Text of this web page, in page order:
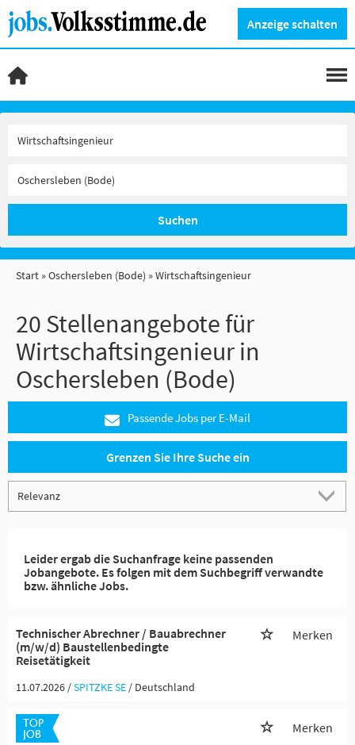
Anzeige schalten
Suchen
Start Oschersleben (Bode) Wirtschaftsingenieur
20 Stellenangebote für
Wirtschaftsingenieur in
Oschersleben (Bode)
Passende Jobs per E-Mail
Grenzen Sie Ihre Suche ein
Leider ergab die Suchanfrage keine passenden
Jobangebote. Es folgen mit dem Suchbegriff verwandte
bzw. ähnliche Jobs.
Technischer Abrechner / Bauabrechner
(m/w/d) Baustellenbedingte
Reisetätigkeit
Merken
11.07.2026 /SPITZKE SE / Deutschland
Merken